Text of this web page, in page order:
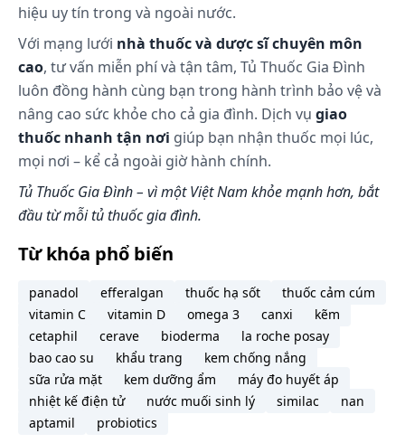
hiệu uy tín trong và ngoài nước.
Với mạng lưới nhà thuốc và dược sĩ chuyên môn
cao, tư vấn miễn phí và tận tâm, Tủ Thuốc Gia Đình
luôn đồng hành cùng bạn trong hành trình bảo vệ và
nâng cao sức khỏe cho cả gia đình. Dịch vụ giao
thuốc nhanh tận nơi giúp bạn nhận thuốc mọi lúc,
mọi nơi – kể cả ngoài giờ hành chính.
Tủ Thuốc Gia Đình – vì một Việt Nam khỏe mạnh hơn, bắt
đầu từ mỗi tủ thuốc gia đình.
Từ khóa phổ biến
panadol efferalgan thuốc hạ sốt
thuốc cảm cúm
vitamin C
vitamin D omega 3 canxi
kẽm
cetaphil
cerave bioderma
la roche posay
bao cao su
khẩu trang
kem chống nắng
sữa rửa mặt
kem dưỡng ẩm
máy đo huyết áp
nhiệt kế điện tử
nước muối sinh lý similac
nan
aptamil
probiotics